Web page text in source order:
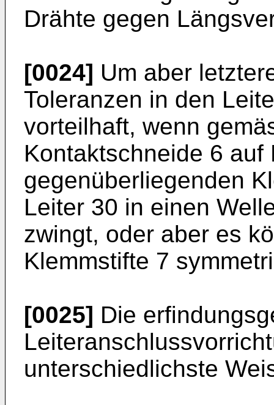
Drähte gegen
[0024] Um aber
Toleranzen in den
vorteilhaft, wenn
Kontaktschneide 6
gegenüberliegenden
Leiter 30 in einen
zwingt, oder aber es
Klemmstifte 7
[0025] Die
unterschiedlichste